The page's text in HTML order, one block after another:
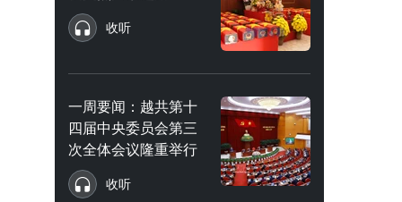
收听
一周要闻：越共第十
四届中央委员会第三
次全体会议隆重举行
收听